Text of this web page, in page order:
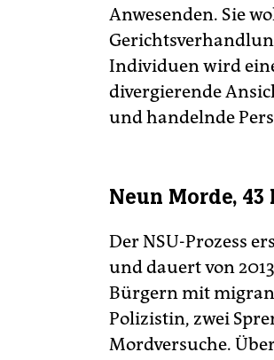
Anwesenden. Sie
Individuen wird
divergierende
und handelnde
Neun Morde,
Der NSU-Prozess
und dauert von
Bürgern mit
Polizistin, zwei
Mordversuche.